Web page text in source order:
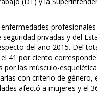
privadas y del
del año 2015. Del
41 por ciento
por las músculo-
con criterio de género,
afectó a mujeres y el